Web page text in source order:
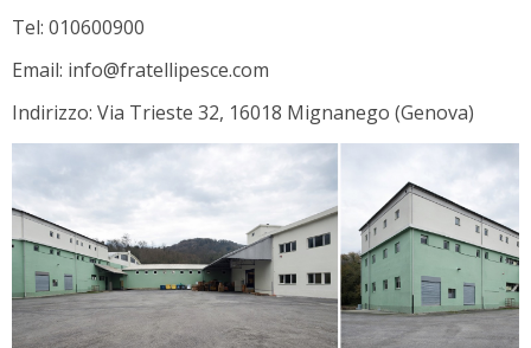
Tel: 010600900
Email: info@fratellipesce.com
Indirizzo: Via Trieste 32, 16018 Mignanego (Genova)